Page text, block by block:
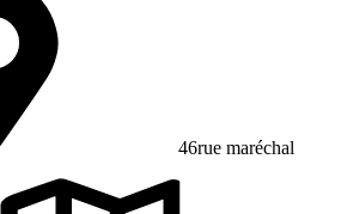
46rue maréchal